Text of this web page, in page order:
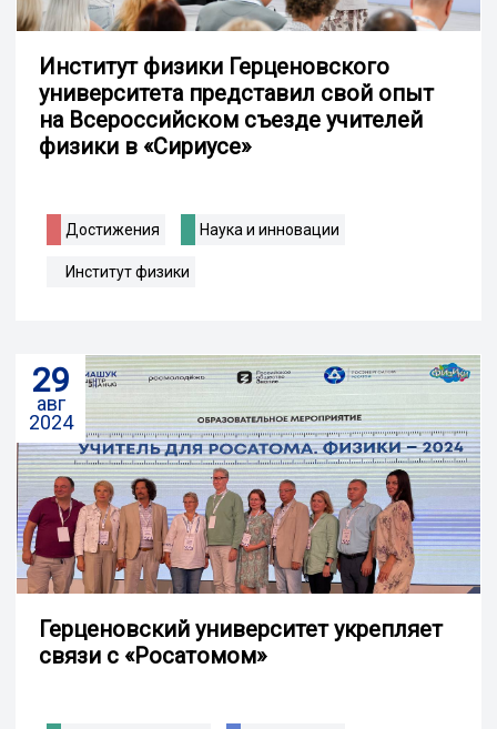
Институт физики Герценовского
университета представил свой опыт
на Всероссийском съезде учителей
физики в «Сириусе»
Достижения Наука и инновации
Институт физики
29
авг
2024
Герценовский университет укрепляет
связи с «Росатомом»